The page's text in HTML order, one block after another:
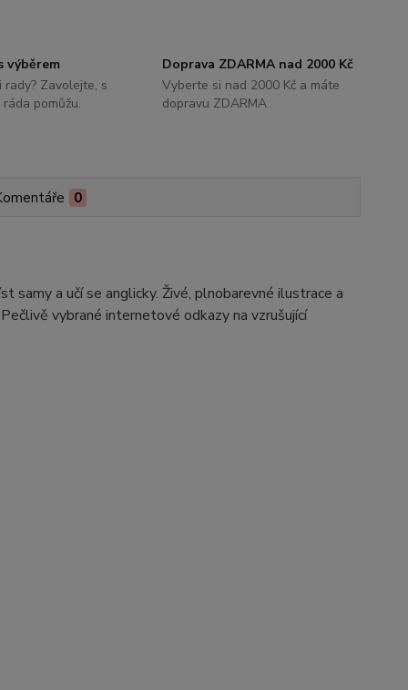
výběrem
rady? Zavolejte, s
pomůžu.
Doprava ZDARMA nad 2000 Kč
Vyberte si nad 2000 Kč a máte
dopravu ZDARMA
0
samy a učí se anglicky. Živé, plnobarevné ilustrace a
vybrané internetové odkazy na vzrušující